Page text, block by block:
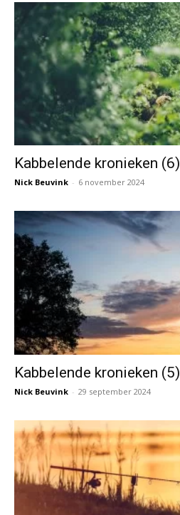
Kabbelende kronieken (6)
Nick Beuvink - 6 november 2024
Kabbelende kronieken (5)
Nick Beuvink - 29 september 2024